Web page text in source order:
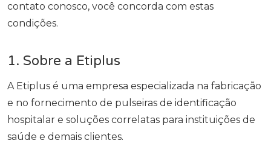
contato conosco, você concorda com estas
condições.
1. Sobre a Etiplus
A Etiplus é uma empresa especializada na fabricação
e no fornecimento de pulseiras de identificação
hospitalar e soluções correlatas para instituições de
saúde e demais clientes.